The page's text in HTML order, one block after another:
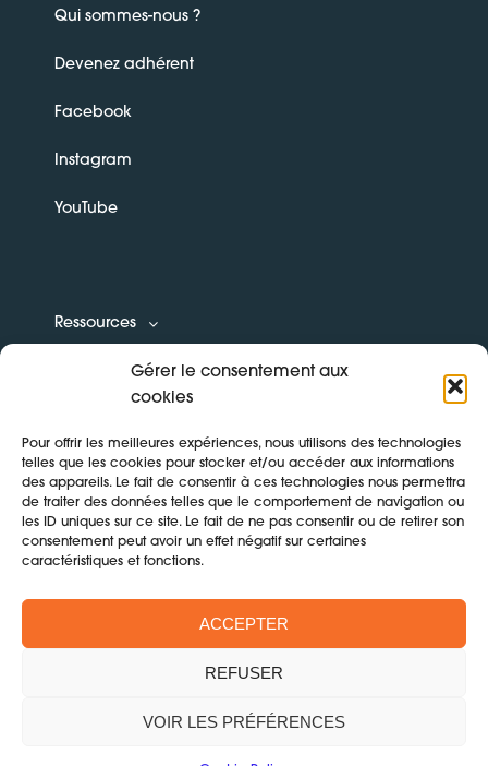
Gérer le consentement aux
cookies
Pour offrir les meilleures expériences, nous utilisons des technologies
telles que les cookies pour stocker et/ou accéder aux informations
des appareils. Le fait de consentir à ces technologies nous permettra
de traiter des données telles que le comportement de navigation ou
les ID uniques sur ce site. Le fait de ne pas consentir ou de retirer son
consentement peut avoir un effet négatif sur certaines
caractéristiques et fonctions.
ACCEPTER
REFUSER
VOIR LES PRÉFÉRENCES
Qui sommes-nous ?
Devenez adhérent
Facebook
Instagram
YouTube
Ressources
Boîte à outils
CONTACT